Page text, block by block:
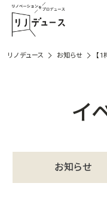
リノデュース お知らせ 【
イ
お知らせ